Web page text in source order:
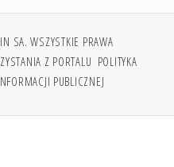
SA. WSZYSTKIE PRAWA
Z PORTALU POLITYKA
PUBLICZNEJ